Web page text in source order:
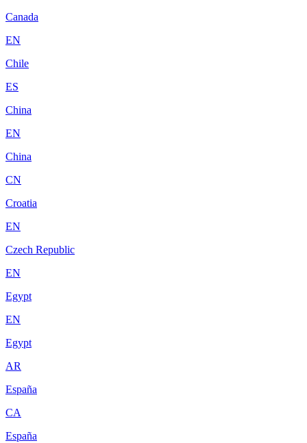
Canada
EN
Chile
ES
China
EN
China
CN
Croatia
EN
Czech Republic
EN
Egypt
EN
Egypt
AR
España
CA
España